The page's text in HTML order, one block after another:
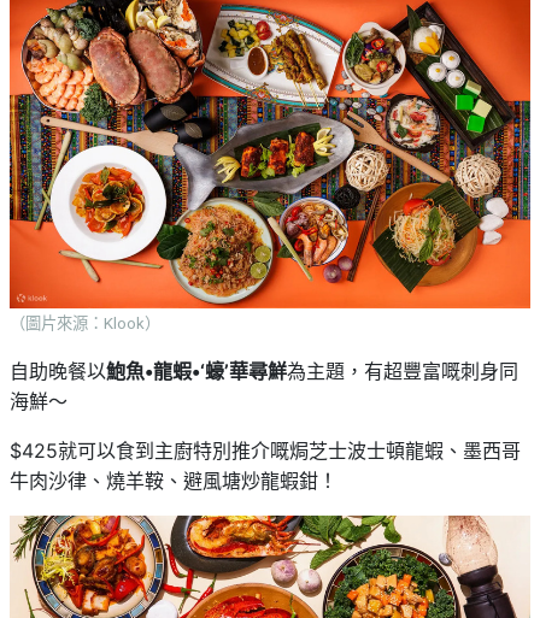
（圖片來源：Klook）
自助晚餐以鮑魚•龍蝦•‘蠔’華尋鮮為主題，有超豐富嘅刺身同
海鮮～
$425就可以食到主廚特別推介嘅焗芝士波士頓龍蝦、墨西哥
牛肉沙律、燒羊鞍、避風塘炒龍蝦鉗！